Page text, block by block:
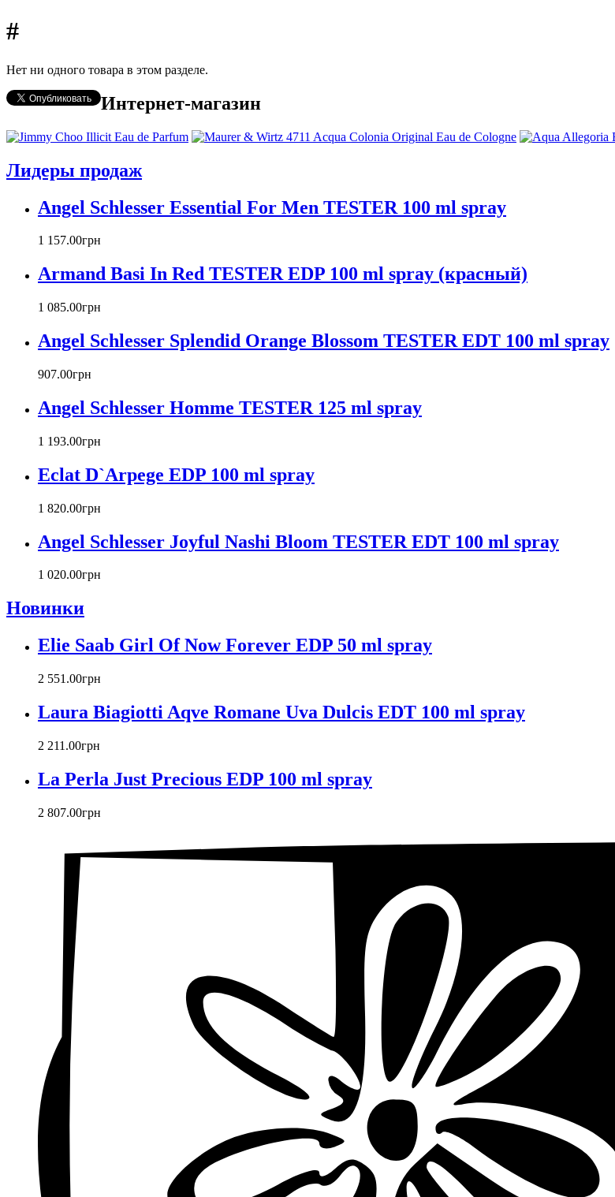
#
Нет ни одного товара в этом разделе.
Интернет-магазин
Лидеры продаж
Angel Schlesser Essential For Men TESTER 100 ml spray
1 157.00грн
Armand Basi In Red TESTER EDP 100 ml spray (красный)
1 085.00грн
Angel Schlesser Splendid Orange Blossom TESTER EDT 100 ml spray
907.00грн
Angel Schlesser Homme TESTER 125 ml spray
1 193.00грн
Eclat D`Arpege EDP 100 ml spray
1 820.00грн
Angel Schlesser Joyful Nashi Bloom TESTER EDT 100 ml spray
1 020.00грн
Новинки
Elie Saab Girl Of Now Forever EDP 50 ml spray
2 551 .00грн
Laura Biagiotti Aqve Romane Uva Dulcis EDT 100 ml spray
2 211 .00грн
La Perla Just Precious EDP 100 ml spray
2 807.00грн